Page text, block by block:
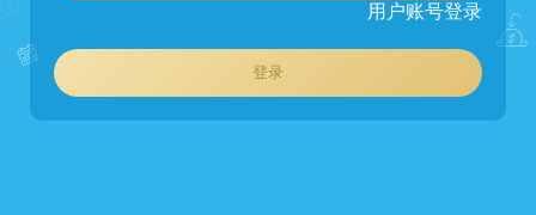
用户账号登录
登录